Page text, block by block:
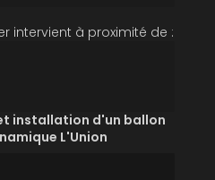
intervient à proximité de :
installation d'un ballon
L'Union